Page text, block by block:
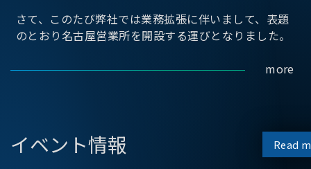
さて、このたび弊社では業務拡張に伴いまして、表題
のとおり名古屋営業所を開設する運びとなりました。
more
イベント情報 Read